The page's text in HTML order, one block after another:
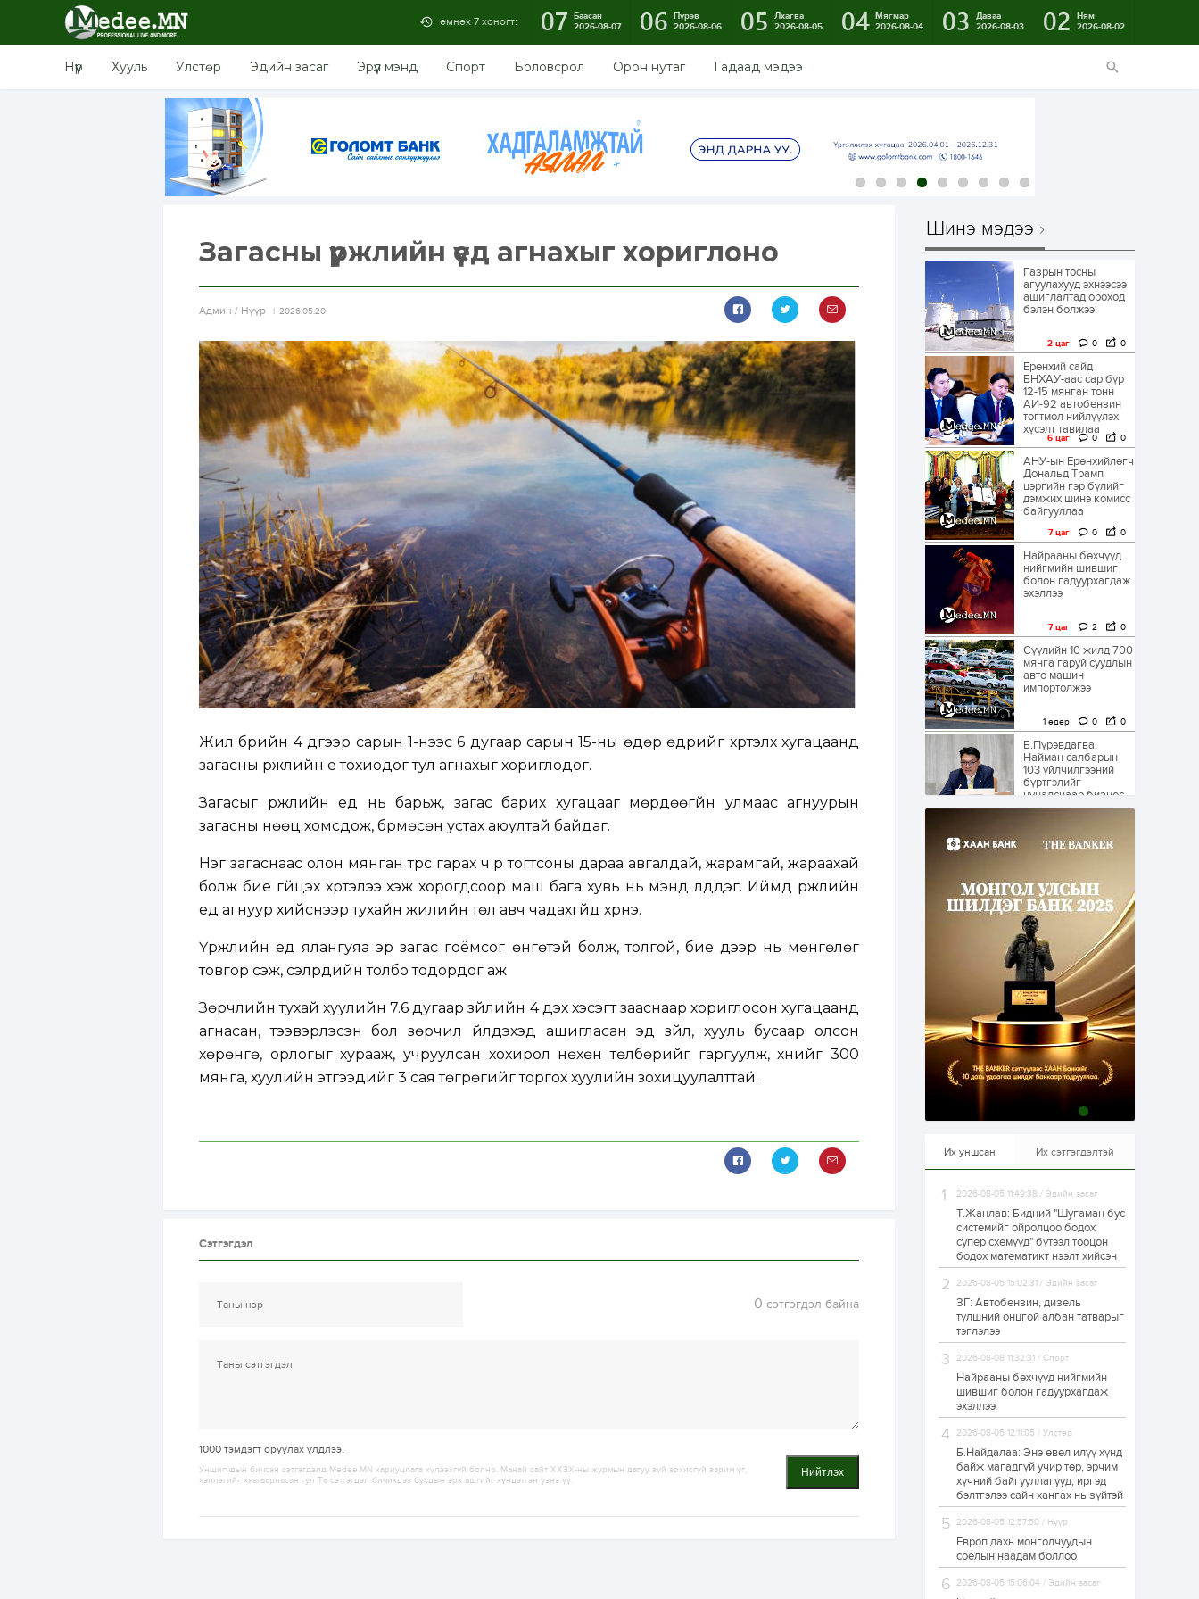
өмнөх 7 хоногт: 07 Баасан
2026-08-07
06 Пүрэв
2026-08-06
05
Лхагва
2026-08-05
04 Мягмар
2026-08-04
03
Даваа
2026-08-03
02
Ням
2026-08-02
Нүүр Хууль Улстөр Эдийн засаг Эрүүл мэнд Спорт Боловсрол Орон нутаг Гадаад мэдээ
Загасны үржлийн үед агнахыг хориглоно
Aдмин / Нүүр 2026.05.20
Жил бүрийн 4 дүгээр сарын 1-нээс 6 дугаар сарын 15-ны өдөр өдрийг хүртэлх хугацаанд
загасны үржлийн үе тохиодог тул агнахыг хориглодог.
Загасыг үржлийн үед нь барьж, загас барих хугацааг мөрдөөгүйн улмаас агнуурын
загасны нөөц хомсдож, бүрмөсөн устах аюултай байдаг.
Нэг загаснаас олон мянган түрс гарах ч үр тогтсоны дараа авгалдай, жарамгай, жараахай
болж бие гүйцэх хүртэлээ үхэж хорогдсоор маш бага хувь нь мэнд үлддэг. Иймд үржлийн
үед агнуур хийснээр тухайн жилийн төл авч чадахгүйд хүрнэ.
Үржлийн үед ялангуяа эр загас гоёмсог өнгөтэй болж, толгой, бие дээр нь мөнгөлөг
товгор үүсэж, сэлүүрүүдийн толбо тодордог аж
Зөрчлийн тухай хуулийн 7.6 дугаар зүйлийн 4 дэх хэсэгт зааснаар хориглосон хугацаанд
агнасан, тээвэрлэсэн бол зөрчил үйлдэхэд ашигласан эд зүйл, хууль бусаар олсон
хөрөнгө, орлогыг хурааж, учруулсан хохирол нөхөн төлбөрийг гаргуулж, хүнийг 300
мянга, хуулийн этгээдийг 3 сая төгрөгийг торгох хуулийн зохицуулалттай.
Сэтгэгдэл
0 сэтгэгдэл байна
1000 тэмдэгт оруулах үлдлээ.
Нийтлэх
Уншигчдын бичсэн сэтгэгдэлд Medee.MN хариуцлага хүлээхгүй болно. Манай сайт ХХЗХ-ны журмын дагуу зүй зохисгүй зарим үг,
хэллэгийг хязгаарласан тул Та сэтгэгдэл бичихдээ бусдын эрх ашгийг хүндэтгэн үзнэ үү.
Шинэ мэдээ
Газрын тосны
агуулахууд эхнээсээ
ашиглалтад ороход
бэлэн болжээ
2 цаг 0 0
Ерөнхий сайд
БНХАУ-аас сар бүр
12-15 мянган тонн
АИ-92 автобензин
тогтмол нийлүүлэх
хүсэлт тавилаа
6 цаг 0 0
АНУ-ын Ерөнхийлөгч
Дональд Трамп
цэргийн гэр бүлийг
дэмжих шинэ комисс
байгууллаа
7 цаг 0 0
Найрааны бөхчүүд
нийгмийн шившиг
болон гадуурхагдаж
эхэллээ
7 цаг 2 0
Сүүлийн 10 жилд 700
мянга гаруй суудлын
авто машин
импортолжээ
1 өдөр 0 0
Б.Пүрэвдагва:
Найман салбарын
103 үйлчилгээний
бүртгэлийг
цуцалснаар бизнес
эрхлэхэд таатай...
Долдугаар сард
709.503 зөрчил
1 өдөр 0 0
Цалинтай ээжийн 50
мянган төгрөгийн
тэтгэмжийг 500
мянгад хүргэх
өргөдөлд санал авч
эхэлжээ
1 өдөр 2 0
Б.Түмэн-Өлзий: Олон
улсад хуримтлуулсан
мэдлэг, туршлагаа эх
орныхоо хөгжилд
зориулна
Алтны үнэ дөрвөн
өсөж байна
1 өдөр 0
Худалдагч
Н.Амарзаяа:
Дэлгүүрийн 32
хуудастай өрийн
дэвтэр долоо хоногт
л дүүрдэг
1 өдөр 0
Б.Хулан дэлхийн
аварга боллоо
1 өдөр 0
намрын экспортын
орлого Монголд
юм
1 өдөр 0
Автомашины улсын
тоогоор төгссөн бол
өнөөдөр шатахуун
авна
Их уншсан Их сэтгэгдэлтэй
2026-08-05 11:49:38 / Эдийн засаг
Т.Жанлав: Бидний "Шугаман бус
системийг ойролцоо бодох
супер схемүүд" бүтээл тооцон
бодох математикт нээлт хийсэн
2026-08-05 15:02:31 / Эдийн засаг
ЗГ: Автобензин, дизель
түлшний онцгой албан татварыг
тэглэлээ
2026-08-08 11:32:31 / Спорт
Найрааны бөхчүүд нийгмийн
шившиг болон гадуурхагдаж
эхэллээ
2026-08-05 12:11:05 / Улстөр
Б.Найдалаа: Энэ өвөл илүү хүнд
байж магадгүй учир төр, эрчим
хүчний байгууллагууд, иргэд
бэлтгэлээ сайн хангах нь зүйтэй
2026-08-05 12:57:50 / Нүүр
Европ дахь монголчуудын
соёлын наадам боллоо
2026-08-05 15:06:04 / Эдийн засаг